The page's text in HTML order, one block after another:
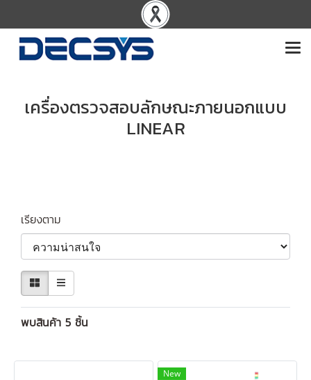
เครื่องตรวจสอบลักษณะภายนอกแบบ
LINEAR
เรียงตาม
พบสินค้า 5 ชิ้น
New